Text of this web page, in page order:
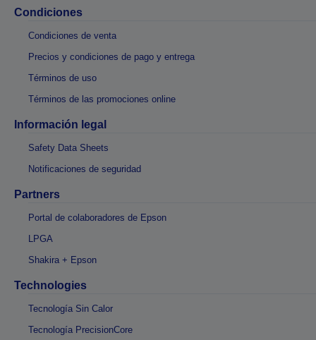
Condiciones
Condiciones de venta
Precios y condiciones de pago y entrega
Términos de uso
Términos de las promociones online
Información legal
Safety Data Sheets
Notificaciones de seguridad
Partners
Portal de colaboradores de Epson
LPGA
Shakira + Epson
Technologies
Tecnología Sin Calor
Tecnología PrecisionCore